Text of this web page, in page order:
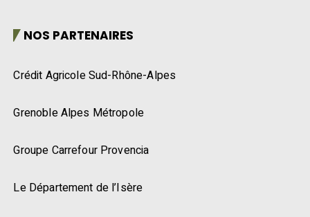
NOS PARTENAIRES
Crédit Agricole Sud-Rhône-Alpes
Grenoble Alpes Métropole
Groupe Carrefour Provencia
Le Département de l’Isère